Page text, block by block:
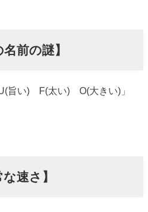
前の謎】
旨い) F(太い) O(大きい)」
速さ】